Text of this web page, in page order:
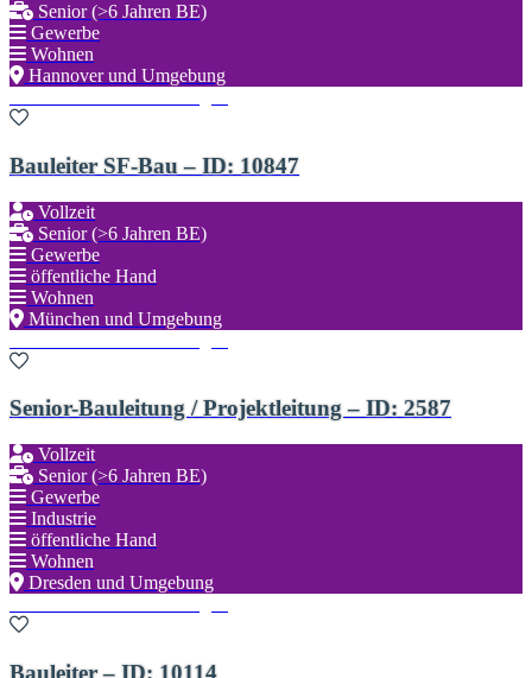
Senior (>6 Jahren BE)
Gewerbe
Wohnen
Hannover und Umgebung
Bauleiter SF-Bau – ID: 10847
Vollzeit
Senior (>6 Jahren BE)
Gewerbe
öffentliche Hand
Wohnen
München und Umgebung
Senior-Bauleitung / Projektleitung – ID: 2587
Vollzeit
Senior (>6 Jahren BE)
Gewerbe
Industrie
öffentliche Hand
Wohnen
Dresden und Umgebung
Bauleiter – ID: 10114